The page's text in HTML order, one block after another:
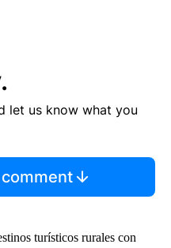
let us know what you
turísticos rurales con